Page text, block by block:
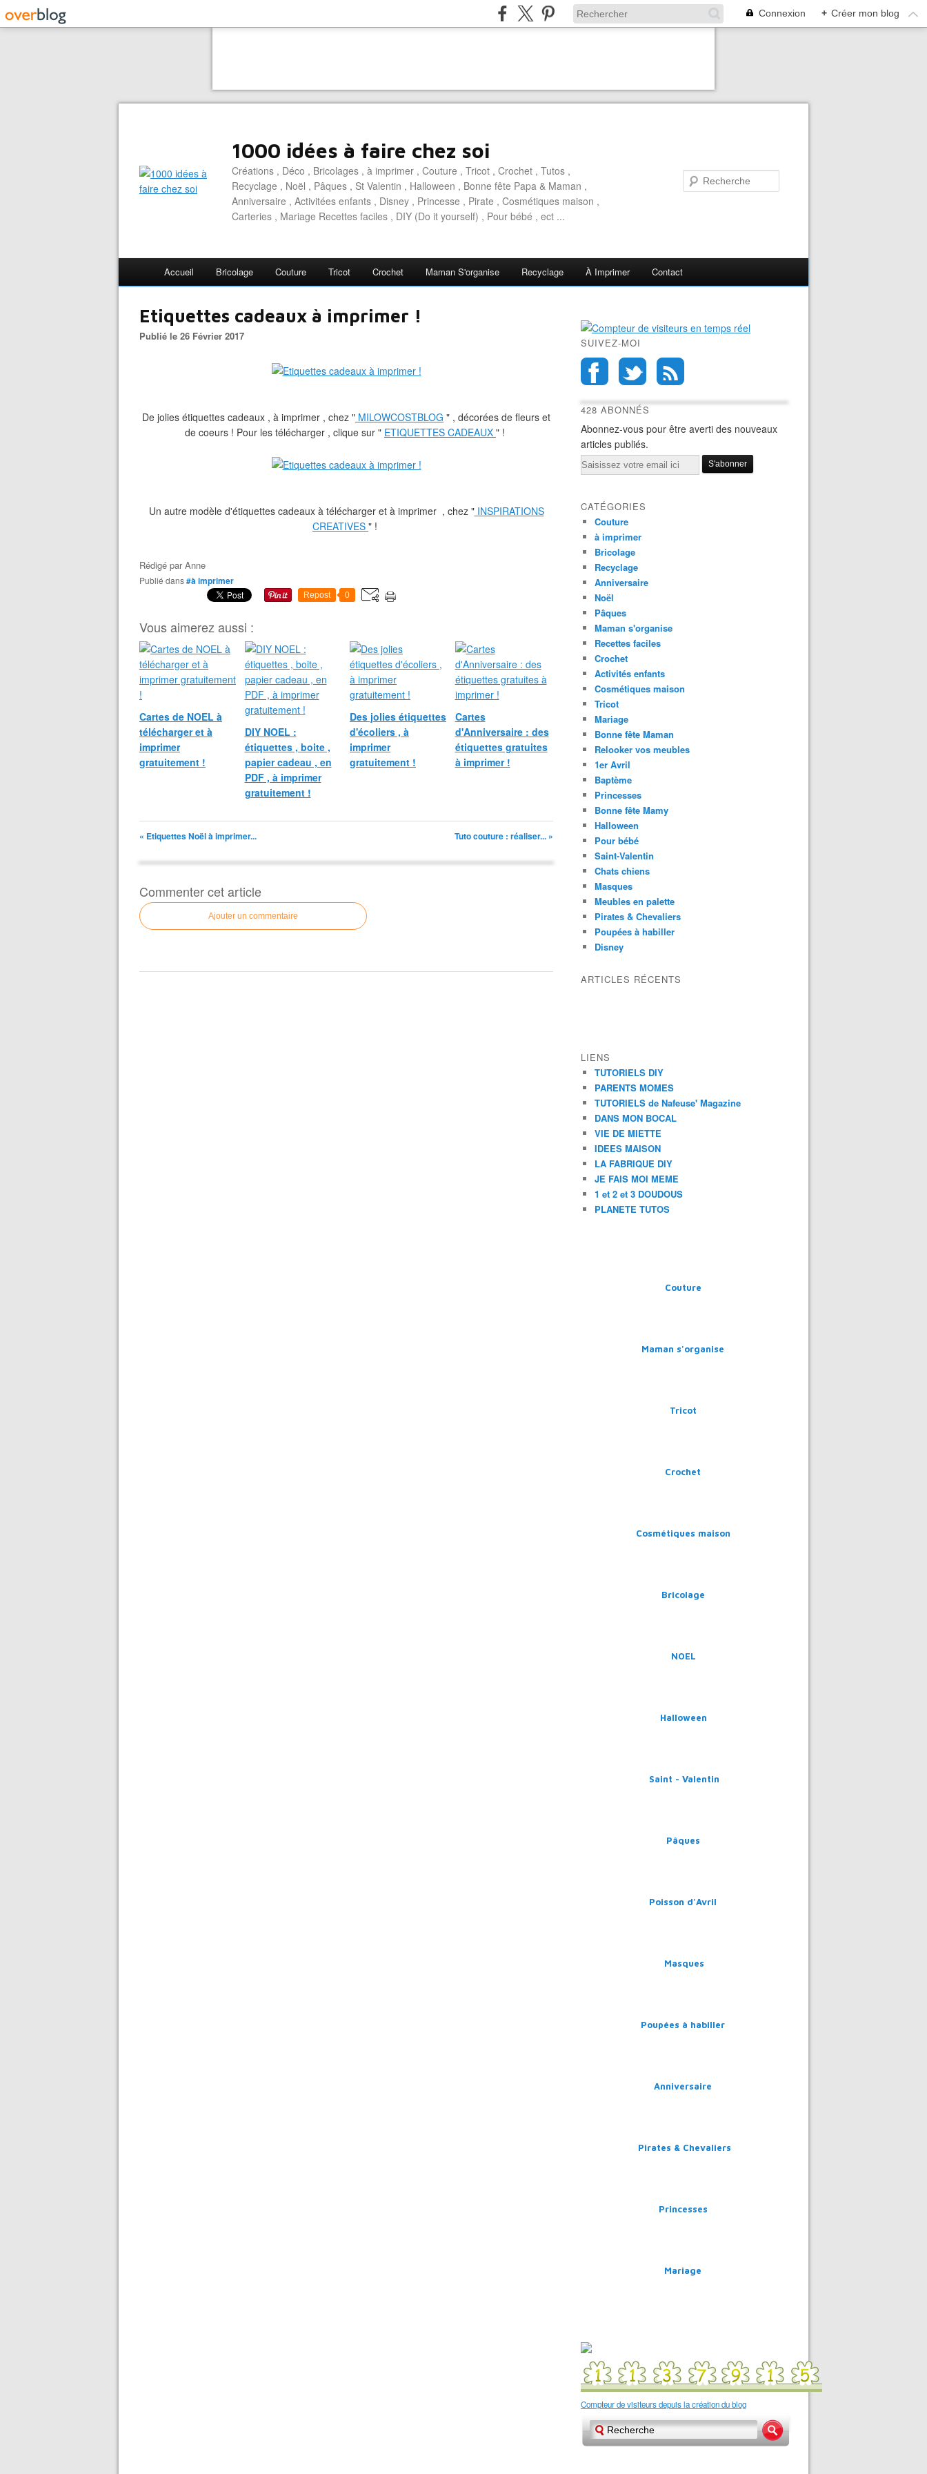
Connexion + Créer mon blog
1000 idées à faire chez soi
Créations , Déco , Bricolages , à imprimer , Couture , Tricot , Crochet , Tutos ,
Recyclage , Noël , Pâques , St Valentin , Halloween , Bonne fête Papa & Maman ,
Anniversaire , Activitées enfants , Disney , Princesse , Pirate , Cosmétiques maison ,
Carteries , Mariage Recettes faciles , DIY (Do it yourself) , Pour bébé , ect ...
Accueil Bricolage Couture Tricot Crochet Maman S'organise Recyclage À Imprimer Contact
Etiquettes cadeaux à imprimer !
Publié le 26 Février 2017
De jolies étiquettes cadeaux , à imprimer , chez " MILOWCOSTBLOG " , décorées de fleurs et
de coeurs ! Pour les télécharger , clique sur " ETIQUETTES CADEAUX " !
Un autre modèle d'étiquettes cadeaux à télécharger et à imprimer , chez "INSPIRATIONS
CREATIVES " !
Rédigé parAnne
Publié dans#à imprimer
Repost 0
Vous aimerez aussi :
Cartes de NOEL à
télécharger et à
imprimer
gratuitement !
DIY NOEL :
étiquettes , boite ,
papier cadeau , en
PDF , à imprimer
gratuitement !
Des jolies étiquettes
d'écoliers , à
imprimer
gratuitement !
Cartes
d'Anniversaire : des
étiquettes gratuites
à imprimer !
« Etiquettes Noël à imprimer... Tuto couture : réaliser... »
Commenter cet article
Ajouter un commentaire
SUIVEZ-MOI
428 ABONNÉS
Abonnez-vous pour être averti des nouveaux
articles publiés.
Email
CATÉGORIES
Couture
à imprimer
Bricolage
Recyclage
Anniversaire
Noël
Pâques
Maman s'organise
Recettes faciles
Crochet
Activités enfants
Cosmétiques maison
Tricot
Mariage
Bonne fête Maman
Relooker vos meubles
1er Avril
Baptème
Princesses
Bonne fête Mamy
Halloween
Pour bébé
Saint-Valentin
Chats chiens
Masques
Meubles en palette
Pirates & Chevaliers
Poupées à habiller
Disney
ARTICLES RÉCENTS
LIENS
TUTORIELS DIY
PARENTS MOMES
TUTORIELS de Nafeuse' Magazine
DANS MON BOCAL
VIE DE MIETTE
IDEES MAISON
LA FABRIQUE DIY
JE FAIS MOI MEME
1 et 2 et 3 DOUDOUS
PLANETE TUTOS
Couture
Maman s'organise
Tricot
Crochet
Cosmétiques maison
Bricolage
NOEL
Halloween
Saint - Valentin
Pâques
Poisson d'Avril
Masques
Poupées à habiller
Anniversaire
Pirates & Chevaliers
Princesses
Mariage
Compteur de visiteurs depuis la création du blog